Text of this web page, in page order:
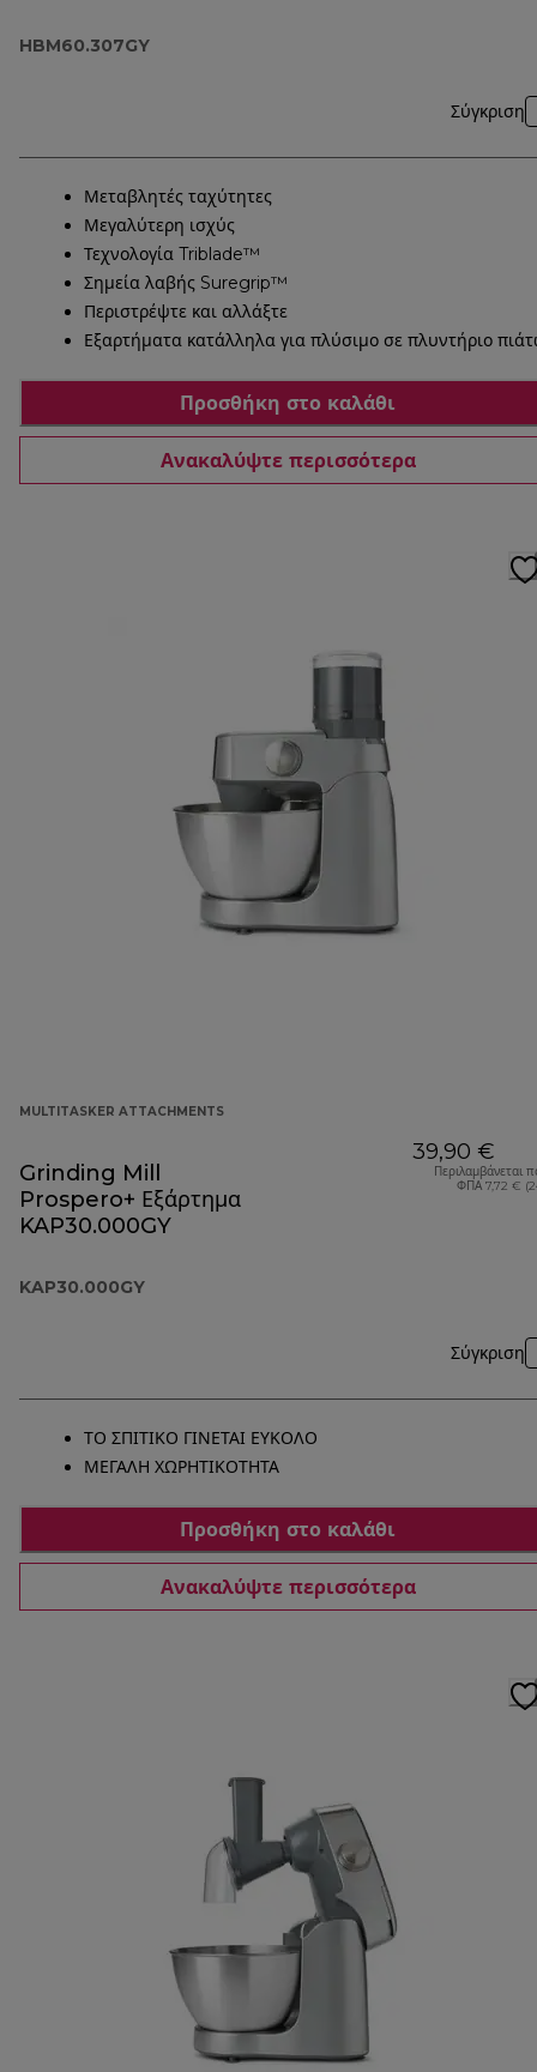
HBM60.307GY
Σύγκριση
Μεταβλητές ταχύτητες
Μεγαλύτερη ισχύς
Τεχνολογία Triblade™
Σημεία λαβής Suregrip™
Περιστρέψτε και αλλάξτε
Εξαρτήματα κατάλληλα για πλύσιμο σε πλυντήριο
Προσθήκη στο καλάθι
Ανακαλύψτε περισσότερα
MULTITASKER ATTACHMENTS
Grinding Mill
Prospero+ Εξάρτημα
KAP30.000GY
KAP30.000GY
39,90 €
Περιλαμβάνεται
ΦΠΑ 7,72 €
Σύγκριση
ΤΟ ΣΠΙΤΙΚΟ ΓΙΝΕΤΑΙ ΕΥΚΟΛΟ
ΜΕΓΑΛΗ ΧΩΡΗΤΙΚΟΤΗΤΑ
Προσθήκη στο καλάθι
Ανακαλύψτε περισσότερα